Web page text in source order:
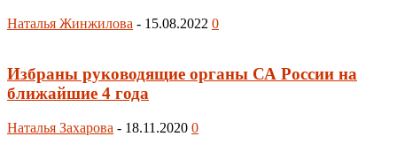
Наталья Жинжилова - 15.08.2022 0
Избраны руководящие органы СА России на
ближайшие 4 года
Наталья Захарова - 18.11.2020 0